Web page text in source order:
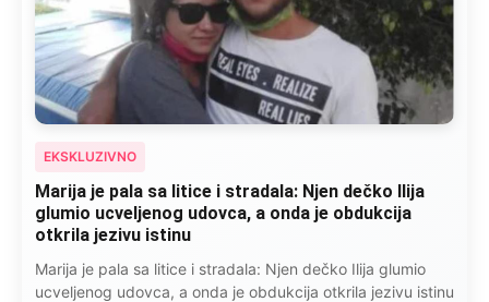
EKSKLUZIVNO
Marija je pala sa litice i stradala: Njen dečko Ilija
glumio ucveljenog udovca, a onda je obdukcija
otkrila jezivu istinu
Marija je pala sa litice i stradala: Njen dečko Ilija glumio
ucveljenog udovca, a onda je obdukcija otkrila jezivu istinu